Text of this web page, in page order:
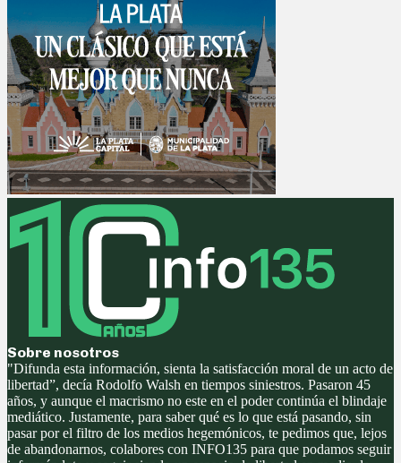
Sobre nosotros
"Difunda esta información, sienta la satisfacción moral de un acto de
libertad”, decía Rodolfo Walsh en tiempos siniestros. Pasaron 45
años, y aunque el macrismo no este en el poder continúa el blindaje
mediático. Justamente, para saber qué es lo que está pasando, sin
pasar por el filtro de los medios hegemónicos, te pedimos que, lejos
de abandonarnos, colabores con INFO135 para que podamos seguir